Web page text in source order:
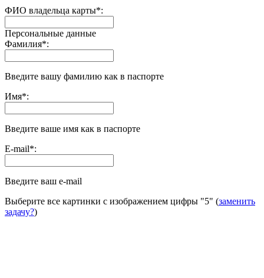
ФИО владельца карты*:
Персональные данные
Фамилия*:
Введите вашу фамилию как в паспорте
Имя*:
Введите ваше имя как в паспорте
E-mail*:
Введите ваш e-mail
Выберите все картинки с изображением цифры "5" (заменить
задачу?)